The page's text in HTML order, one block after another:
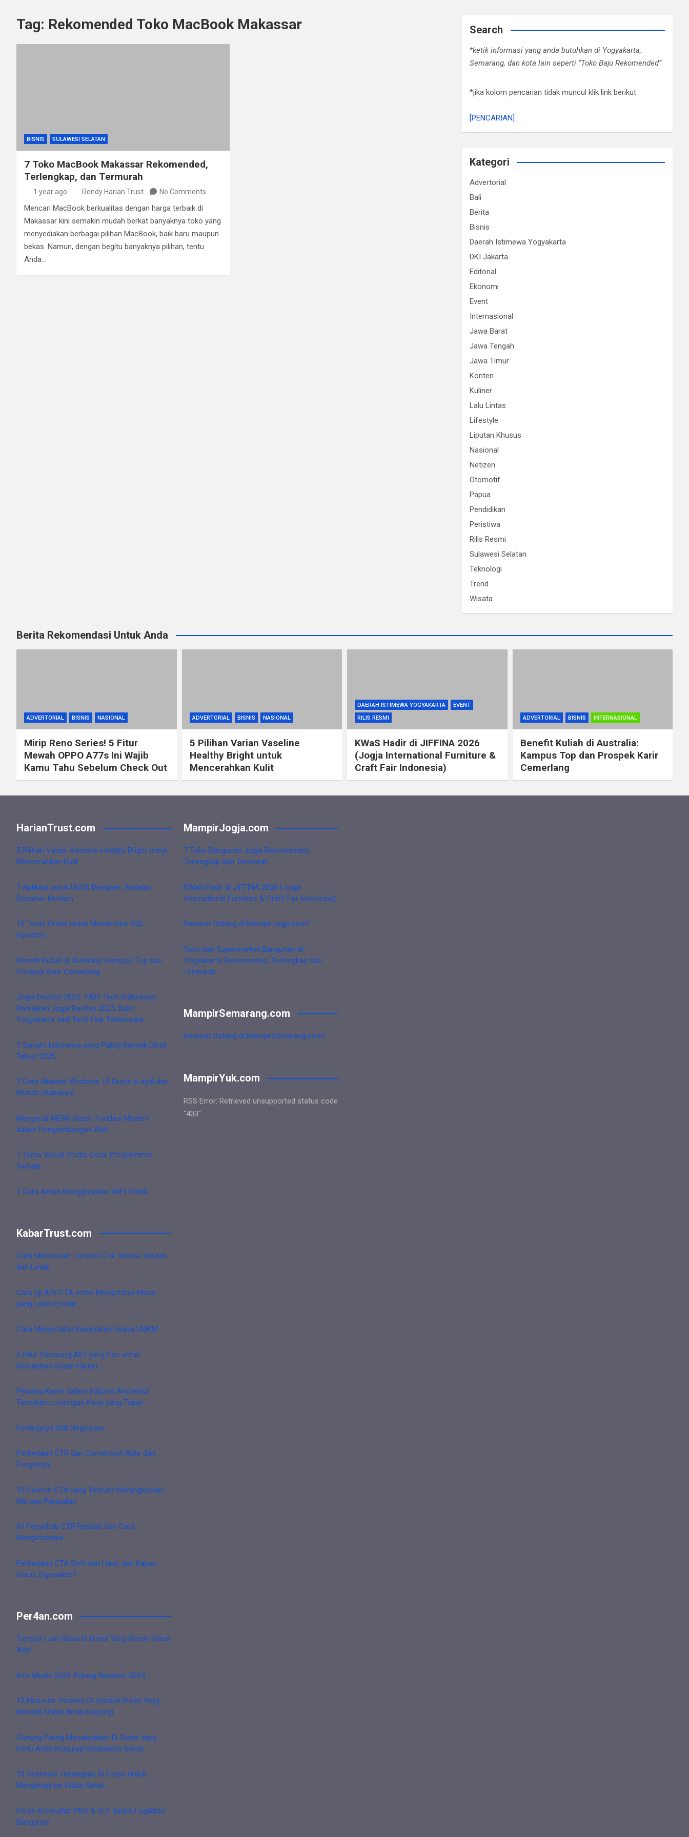
Tag: Rekomended Toko MacBook Makassar
BISNIS SULAWESI SELATAN
7 Toko MacBook Makassar Rekomended,
Terlengkap, dan Termurah
1 year ago Rendy Harian Trust No Comments
Mencari MacBook berkualitas dengan harga terbaik di
Makassar kini semakin mudah berkat banyaknya toko yang
menyediakan berbagai pilihan MacBook, baik baru maupun
bekas. Namun, dengan begitu banyaknya pilihan, tentu
Anda…
Search
*ketik informasi yang anda butuhkan di Yogyakarta,
Semarang, dan kota lain seperti “Toko Baju Rekomended”
*jika kolom pencarian tidak muncul klik link berikut
[PENCARIAN]
Kategori
Advertorial
Bali
Berita
Bisnis
Daerah Istimewa Yogyakarta
DKI Jakarta
Editorial
Ekonomi
Event
Internasional
Jawa Barat
Jawa Tengah
Jawa Timur
Konten
Kuliner
Lalu Lintas
Lifestyle
Liputan Khusus
Nasional
Netizen
Otomotif
Papua
Pendidikan
Peristiwa
Rilis Resmi
Sulawesi Selatan
Teknologi
Trend
Wisata
Berita Rekomendasi Untuk Anda
ADVERTORIAL BISNIS NASIONAL
Mirip Reno Series! 5 Fitur
Mewah OPPO A77s Ini Wajib
Kamu Tahu Sebelum Check Out
ADVERTORIAL BISNIS NASIONAL
5 Pilihan Varian Vaseline
Healthy Bright untuk
Mencerahkan Kulit
DAERAH ISTIMEWA YOGYAKARTA
EVENT
RILIS RESMI
KWaS Hadir di JIFFINA 2026
(Jogja International Furniture &
Craft Fair Indonesia)
ADVERTORIAL BISNIS INTERNASIONAL
Benefit Kuliah di Australia:
Kampus Top dan Prospek Karir
Cemerlang
HarianTrust.com
5 Pilihan Varian Vaseline Healthy Bright untuk
Mencerahkan Kulit
7 Aplikasi untuk UI/UX Designer: Andalan
Desainer Modern
10 Tools Gratis untuk Mendeteksi SQL
Injection
Benefit Kuliah di Australia: Kampus Top dan
Prospek Karir Cemerlang
Jogja DevDay 2025: +400 Tech Enthusiast
Ramaikan Jogja DevDay 2025: Bukti
Yogyakarta Jadi Tech Hub Terkemuka
7 Saham Indonesia yang Paling Banyak Dibeli
Tahun 2025
7 Cara Aktivasi Windows 10 Gratis (Legal dan
Mudah Dilakukan)
Mengenal MERN Stack: Fondasi Modern
dalam Pengembangan Web
7 Tema Visual Studio Code Programmer
Terbaik
7 Cara Aman Menggunakan WIFI Publik
KabarTrust.com
Cara Mendesain Tombol CTA: Warna, Ukuran,
dan Letak
Cara Uji A/B CTA untuk Mengetahui Mana
yang Lebih Efektif
Cara Mengetahui Kesehatan Usaha UMKM
5 Fitur Samsung A07 yang Pas untuk
Kebutuhan Dasar Harian
Peluang Karier dalam Industri Arsitektur:
Temukan Lowongan Kerja yang Tepat
Pentingnya Skill Negosiasi
Perbedaan CTR dan Conversion Rate dan
Fungsinya
10 Contoh CTA yang Terbukti Meningkatkan
Klik dan Penjualan
Ini Penyebab CTR Rendah dan Cara
Mengatasinya
Perbedaan CTA Soft dan Hard, dan Kapan
Harus Digunakan?
Per4an.com
Tempat Luar Biasa Di Dunia Yang Benar-Benar
Ada!
Info Mudik 2025: Pulang Basamo 2025
12 Museum Teraneh Di Seluruh Dunia Yang
Menarik Untuk Anda Kunjungi
Gunung Paling Menakjubkan Di Dunia Yang
Perlu Anda Kunjungi Setidaknya Sekali
10 Destinasi Terjangkau Di Eropa Untuk
Menginspirasi Hidup Sehat
Peran Konsultan PBG & SLF dalam Legalitas
Bangunan
MampirJogja.com
7 Toko Bangunan Jogja Rekomended,
Terlengkap dan Termurah
KWaS Hadir di JIFFINA 2026 (Jogja
International Furniture & Craft Fair Indonesia)
Selamat Datang di MampirJogja.com!
Toko dan Supermarket Bangunan di
Yogyakarta Rekomended, Terlengkap dan
Termurah
MampirSemarang.com
Selamat Datang di MampirSemarang.com!
MampirYuk.com
RSS Error: Retrieved unsupported status code
"403"